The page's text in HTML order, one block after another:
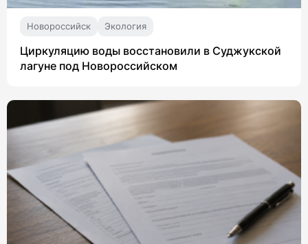
Новороссийск Экология
Циркуляцию воды восстановили в Суджукской
лагуне под Новороссийском